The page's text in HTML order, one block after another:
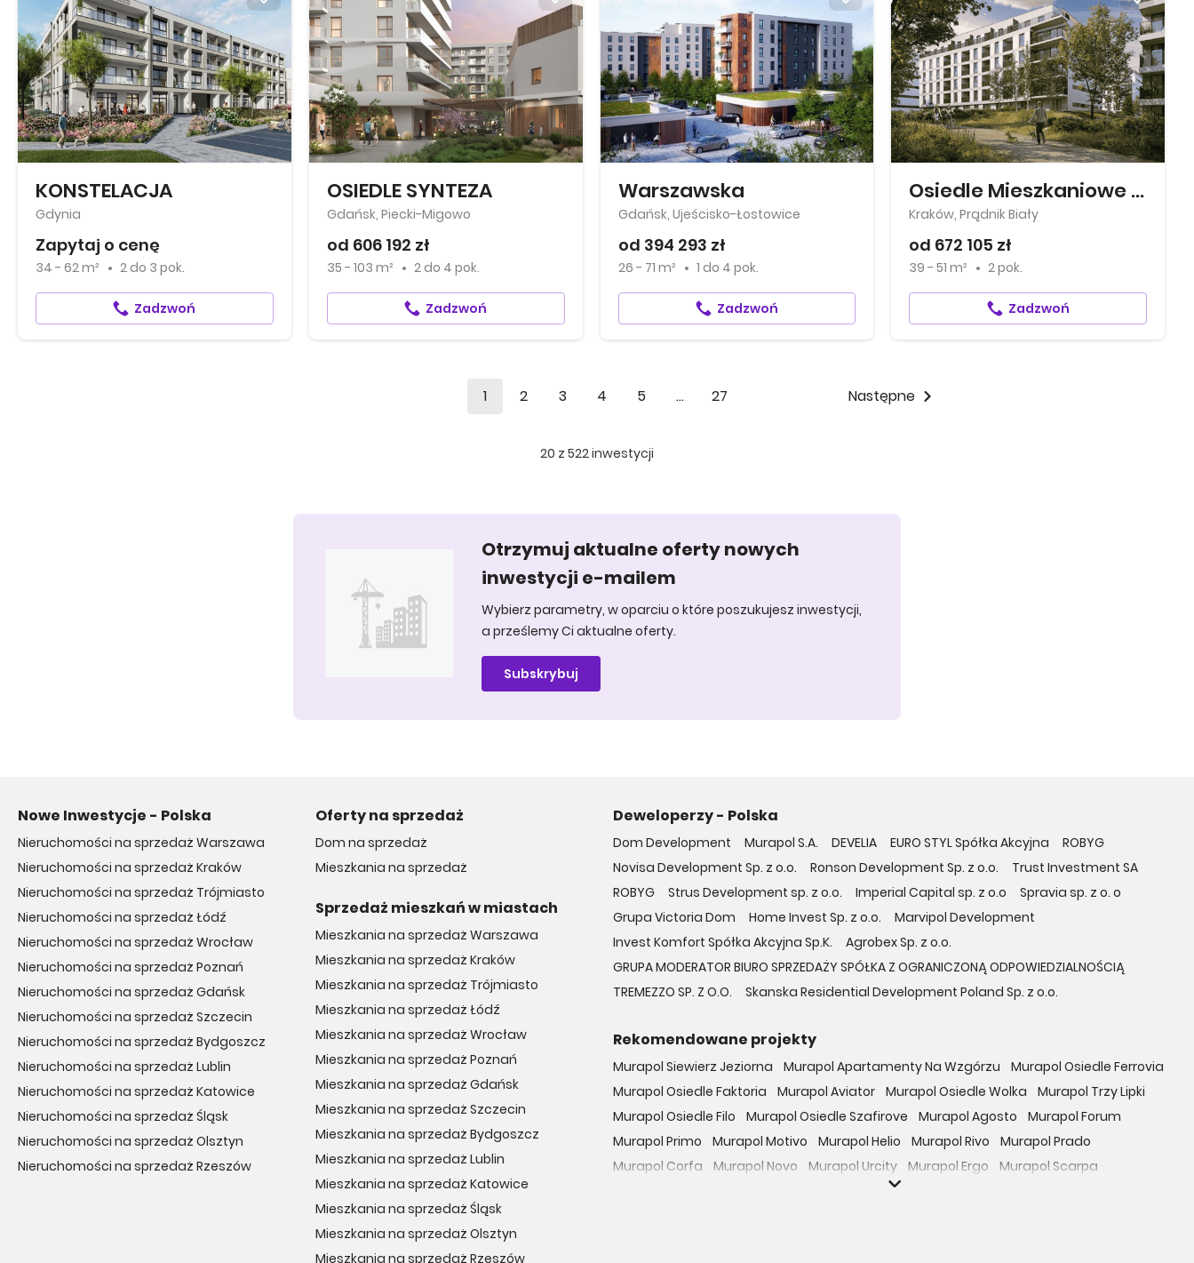
KONSTELACJA
Gdynia
Zapytaj o cenę
34 - 62 m² 2 do 3 pok.
Zadzwoń
OSIEDLE SYNTEZA
Gdańsk, Piecki-Migowo
od 606 192 zł
35 - 103 m² 2do 4 pok.
Zadzwoń
Warszawska
Gdańsk, Ujeścisko-Łostowice
od 394 293 zł
26 - 71 m² 1 do 4 pok.
Zadzwoń
Osiedle Mieszkaniowe Górka Narodowa
Kraków, Prądnik Biały
od 672 105 zł
39 - 51 m² 2 pok.
Zadzwoń
1 2 3 4 5 ... 27 Następne
20 z 522inwestycji
Otrzymuj aktualne oferty nowych
inwestycji e-mailem
Wybierz parametry, w oparciu o które poszukujesz inwestycji,
a prześlemy Ci aktualne oferty.
Subskrybuj
Nowe Inwestycje - Polska
Nieruchomości na sprzedaż Warszawa
Nieruchomości na sprzedaż Kraków
Nieruchomości na sprzedaż Trójmiasto
Nieruchomości na sprzedaż Łódź
Nieruchomości na sprzedaż Wrocław
Nieruchomości na sprzedaż Poznań
Nieruchomości na sprzedaż Gdańsk
Nieruchomości na sprzedaż Szczecin
Nieruchomości na sprzedaż Bydgoszcz
Nieruchomości na sprzedaż Lublin
Nieruchomości na sprzedaż Katowice
Nieruchomości na sprzedaż Śląsk
Nieruchomości na sprzedaż Olsztyn
Nieruchomości na sprzedaż Rzeszów
Oferty na sprzedaż
Dom na sprzedaż
Mieszkania na sprzedaż
Sprzedaż mieszkań w miastach
Mieszkania na sprzedaż Warszawa
Mieszkania na sprzedaż Kraków
Mieszkania na sprzedaż Trójmiasto
Mieszkania na sprzedaż Łódź
Mieszkania na sprzedaż Wrocław
Mieszkania na sprzedaż Poznań
Mieszkania na sprzedaż Gdańsk
Mieszkania na sprzedaż Szczecin
Mieszkania na sprzedaż Bydgoszcz
Mieszkania na sprzedaż Lublin
Mieszkania na sprzedaż Katowice
Mieszkania na sprzedaż Śląsk
Mieszkania na sprzedaż Olsztyn
Mieszkania na sprzedaż Rzeszów
Deweloperzy - Polska
Dom Development Murapol S.A. DEVELIA EURO STYL Spółka Akcyjna
ROBYG
Novisa Development Sp. z o.o.
Ronson Development Sp. z o.o.
Trust Investment SA
ROBYG
Strus Development sp. z o.o. Imperial Capital sp. z o.o
Spravia sp. z o. o
Grupa Victoria Dom
Home Invest Sp. z o.o.
Marvipol Development
Invest Komfort Spółka Akcyjna Sp.K.
Agrobex Sp. z o.o.
GRUPA MODERATOR BIURO SPRZEDAŻY SPÓŁKA Z OGRANICZONĄ ODPOWIEDZIALNOŚCIĄ
TREMEZZO SP. Z O.O.
Skanska Residential Development Poland Sp. z o.o.
Rekomendowane projekty
Murapol Siewierz Jeziorna Murapol Apartamenty Na Wzgórzu
Murapol Osiedle Ferrovia
Murapol Osiedle Faktoria
Murapol Aviator Murapol Osiedle Wolka
Murapol Trzy Lipki
Murapol Osiedle Filo
Murapol Osiedle Szafirove Murapol Agosto
Murapol Forum
Murapol Primo
Murapol Motivo Murapol Helio Murapol Rivo
Murapol Prado
Murapol Corfa
Murapol Novo Murapol Urcity Murapol Ergo
Murapol Scarpa
Murapol GreenCity